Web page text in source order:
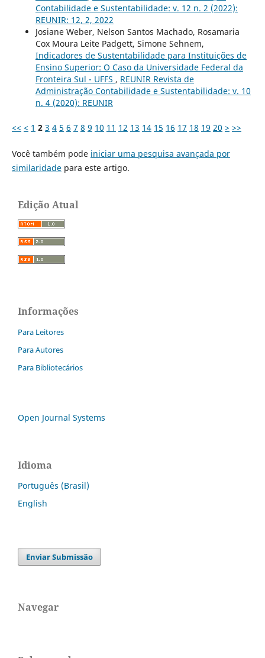
Contabilidade e Sustentabilidade: v. 12 n. 2 (2022):
REUNIR: 12, 2, 2022
Josiane Weber, Nelson Santos Machado, Rosamaria
Cox Moura Leite Padgett, Simone Sehnem,
Indicadores de Sustentabilidade para Instituições de
Ensino Superior: O Caso da Universidade Federal da
Fronteira Sul - UFFS , REUNIR Revista de
Administração Contabilidade e Sustentabilidade: v. 10
n. 4 (2020): REUNIR
<< < 1 2 3 4 5 6 7 8 9 10 11 12 13 14 15 16 17 18 19 20 > >>
Você também pode iniciar uma pesquisa avançada por
similaridadepara este artigo.
Edição Atual
Informações
Para Leitores
Para Autores
Para Bibliotecários
Open Journal Systems
Idioma
Português (Brasil)
English
Enviar Submissão
Navegar